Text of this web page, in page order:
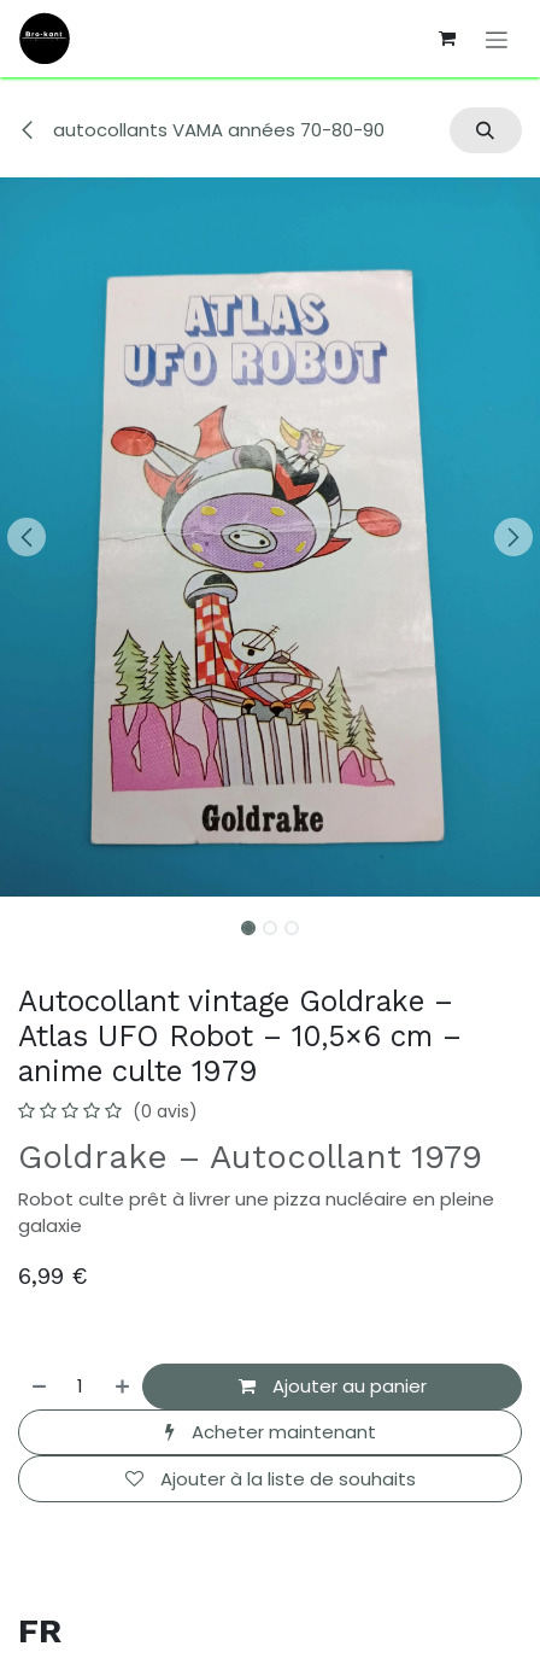
Se rendre au contenu
autocollants VAMA années 70-80-90
Autocollant vintage Goldrake –
Atlas UFO Robot – 10,5×6 cm –
anime culte 1979
(0 avis)
Goldrake – Autocollant 1979
Robot culte prêt à livrer une pizza nucléaire en pleine
galaxie
6,99 €
Ajouter au panier
Acheter maintenant
Ajouter à la liste de souhaits
FR